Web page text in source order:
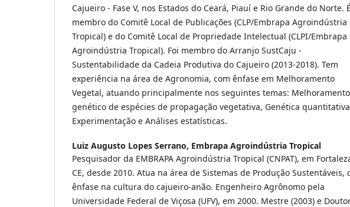
Cajueiro - Fase V, nos Estados do Ceará, Piauí e Rio Grande do Norte. É
membro do Comitê Local de Publicações (CLP/Embrapa Agroindústria
Tropical) e do Comitê Local de Propriedade Intelectual (CLPI/Embrapa
Agroindústria Tropical). Foi membro do Arranjo SustCaju -
Sustentabilidade da Cadeia Produtiva do Cajueiro (2013-2018). Tem
experiência na área de Agronomia, com ênfase em Melhoramento
Vegetal, atuando principalmente nos seguintes temas: Melhoramento
genético de espécies de propagação vegetativa, Genética
Experimentação e Análises estatísticas.
Luiz Augusto Lopes Serrano, Embrapa Agroindústria Tropical
Pesquisador da EMBRAPA Agroindústria Tropical (CNPAT), em
CE, desde 2010. Atua na área de Sistemas de Produção Sustentáveis,
ênfase na cultura do cajueiro-anão. Engenheiro Agrônomo pela
Universidade Federal de Viçosa (UFV), em 2000. Mestre (2003) e